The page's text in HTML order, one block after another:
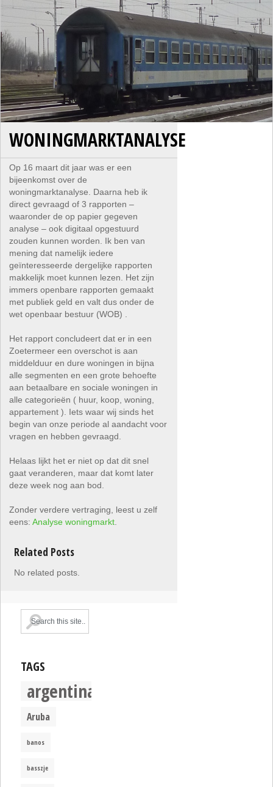
WONINGMARKTANALYSE
Op 16 maart dit jaar was er een
bijeenkomst over de
woningmarktanalyse. Daarna heb ik
direct gevraagd of 3 rapporten –
waaronder de op papier gegeven
analyse – ook digitaal opgestuurd
zouden kunnen worden. Ik ben van
mening dat namelijk iedere
geïnteresseerde dergelijke rapporten
makkelijk moet kunnen lezen. Het zijn
immers openbare rapporten gemaakt
met publiek geld en valt dus onder de
wet openbaar bestuur (WOB) .
Het rapport concludeert dat er in een
Zoetermeer een overschot is aan
middelduur en dure woningen in bijna
alle segmenten en een grote behoefte
aan betaalbare en sociale woningen in
alle categorieën ( huur, koop, woning,
appartement ). Iets waar wij sinds het
begin van onze periode al aandacht voor
vragen en hebben gevraagd.
Helaas lijkt het er niet op dat dit snel
gaat veranderen, maar dat komt later
deze week nog aan bod.
Zonder verdere vertraging, leest u zelf
eens:Analyse woningmarkt
Related Posts
No related posts.
TAGS
argentina
Aruba
banos
basszje